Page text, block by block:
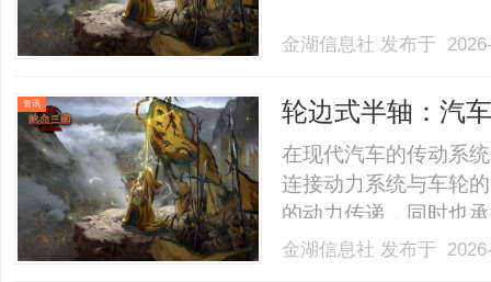
金湖信息社 发布于
资讯 轮边式半轴：汽
在现代汽车的传动系
连接动力系统与车轮
的动力传递，同时也
将深入探讨轮边式半
金湖信息社 发布于